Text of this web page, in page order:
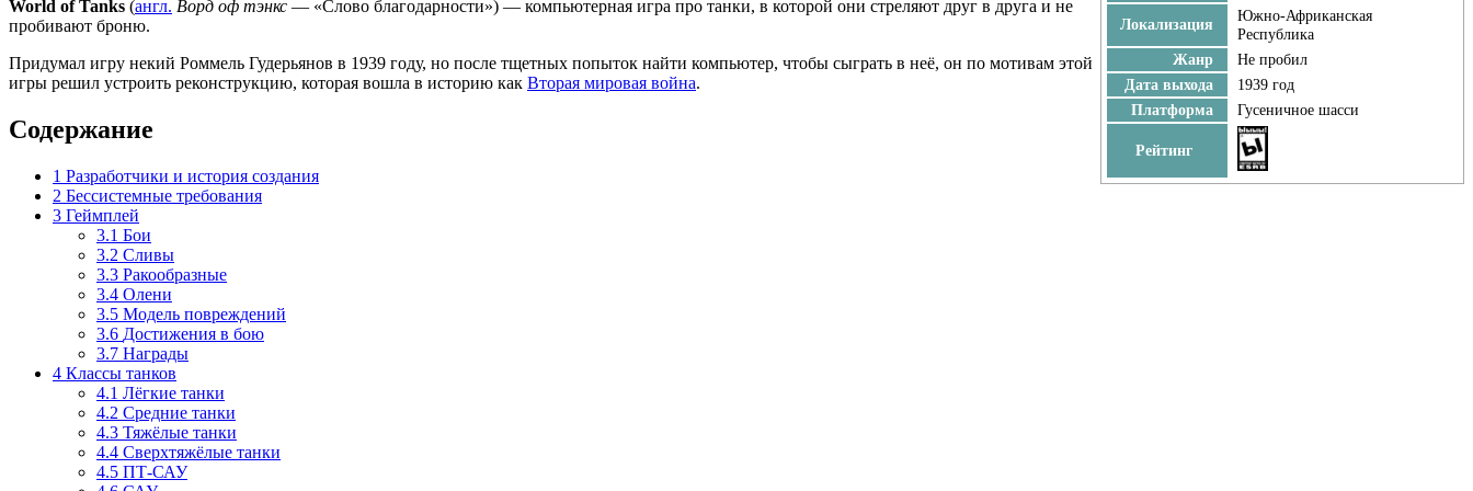
Локализация
Южно-Африканская
Республика
Жанр
Не пробил
Дата выхода
1939 год
Платформа
Гусеничное шасси
Рейтинг
World of Tanks (англ. Ворд оф тэнкс — «Слово благодарности») — компьютерная игра про танки, в которой они стреляют друг в друга и не
пробивают броню.
Придумал игру некий Роммель Гудерьянов в 1939 году, но после тщетных попыток найти компьютер, чтобы сыграть в неё, он по мотивам этой
игры решил устроить реконструкцию, которая вошла в историю как Вторая мировая война.
Содержание
1 Разработчики и история создания
2 Бессистемные требования
3 Геймплей
3.1 Бои
3.2 Сливы
3.3 Ракообразные
3.4 Олени
3.5 Модель повреждений
3.6 Достижения в бою
3.7 Награды
4 Классы танков
4.1 Лёгкие танки
4.2 Средние танки
4.3 Тяжёлые танки
4.4 Сверхтяжёлые танки
4.5 ПТ-САУ